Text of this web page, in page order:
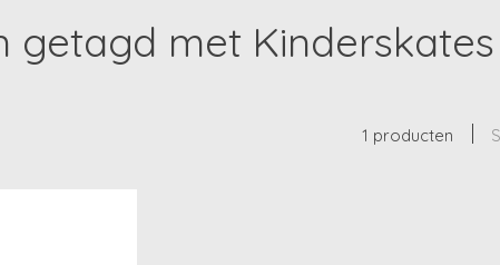
getagd met Kinderskates
1 producten